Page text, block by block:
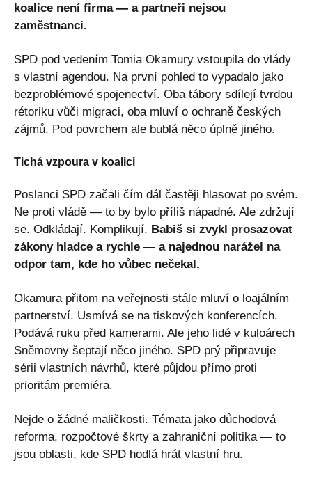
koalice není firma — a partneři nejsou
zaměstnanci.
SPD pod vedením Tomia Okamury vstoupila do vlády
s vlastní agendou. Na první pohled to vypadalo jako
bezproblémové spojenectví. Oba tábory sdílejí tvrdou
rétoriku vůči migraci, oba mluví o ochraně českých
zájmů. Pod povrchem ale bublá něco úplně jiného.
Tichá vzpoura v koalici
Poslanci SPD začali čím dál častěji hlasovat po svém.
Ne proti vládě — to by bylo příliš nápadné. Ale zdržují
se. Odkládají. Komplikují. Babiš si zvykl prosazovat
zákony hladce a rychle — a najednou narážel na
odpor tam, kde ho vůbec nečekal.
Okamura přitom na veřejnosti stále mluví o loajálním
partnerství. Usmívá se na tiskových konferencích.
Podává ruku před kamerami. Ale jeho lidé v kuloárech
Sněmovny šeptají něco jiného. SPD prý připravuje
sérii vlastních návrhů, které půjdou přímo proti
prioritám premiéra.
Nejde o žádné maličkosti. Témata jako důchodová
reforma, rozpočtové škrty a zahraniční politika — to
jsou oblasti, kde SPD hodlá hrát vlastní hru.